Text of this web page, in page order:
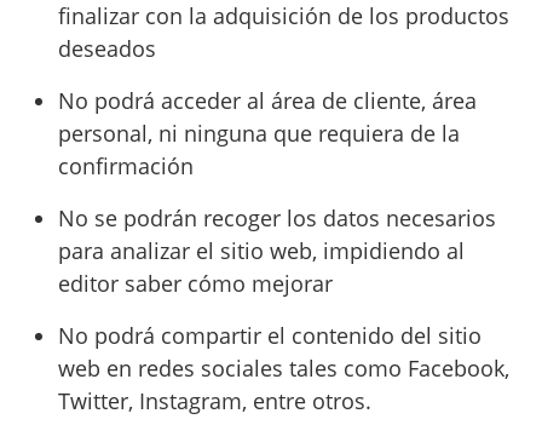
finalizar con la adquisición de los productos
deseados
No podrá acceder al área de cliente, área
personal, ni ninguna que requiera de la
confirmación
No se podrán recoger los datos necesarios
para analizar el sitio web, impidiendo al
editor saber cómo mejorar
No podrá compartir el contenido del sitio
web en redes sociales tales como Facebook,
Twitter, Instagram, entre otros.